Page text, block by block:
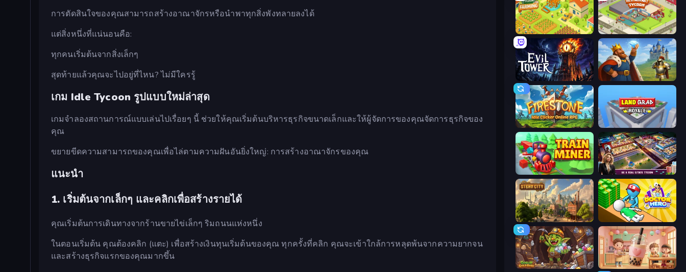
การตัดสินใจของคุณสามารถสร้างอาณาจักรหรือนำพาทุกสิ่งพังทลายลงได้
แต่สิ่งหนึ่งที่แน่นอนคือ:
ทุกคนเริ่มต้นจากสิ่งเล็กๆ
สุดท้ายแล้วคุณจะไปอยู่ที่ไหน? ไม่มีใครรู้
เกม Idle Tycoon รูปแบบใหม่ล่าสุด
เกมจำลองสถานการณ์แบบเล่นไปเรื่อยๆ นี้ ช่วยให้คุณเริ่มต้นบริหารธุรกิจขนาดเล็กและให้ผู้จัดการของคุณจัดการธุรกิจของ
คุณ
ขยายขีดความสามารถของคุณเพื่อไล่ตามความฝันอันยิ่งใหญ่: การสร้างอาณาจักรของคุณ
แนะนำ
1. เริ่มต้นจากเล็กๆ และคลิกเพื่อสร้างรายได้
คุณเริ่มต้นการเดินทางจากร้านขายไข่เล็กๆ ริมถนนแห่งหนึ่ง
ในตอนเริ่มต้น คุณต้องคลิก (แตะ) เพื่อสร้างเงินทุนเริ่มต้นของคุณ ทุกครั้งที่คลิก คุณจะเข้าใกล้การหลุดพ้นจากความยากจน
และสร้างธุรกิจแรกของคุณมากขึ้น
Farming Tycoon 3D Idle Restaurant Tycoon
Evil Tower Idle Crafting Empire Tycoon
Firestone – Idle Clicker Online RPG Landgrab Royale
Train Miner LandLord - Real Estate Tycoon
Steam City Doctor Hero
Goblin Gold Rush Boba Shop